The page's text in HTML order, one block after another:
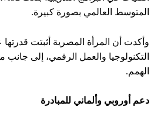
المتوسط العالمي بصورة كبيرة.
وأكدت أن المرأة المصرية أثبتت
التكنولوجيا والعمل الرقمي، إلى
الهمم.
دعم أوروبي وألماني للمبادرة